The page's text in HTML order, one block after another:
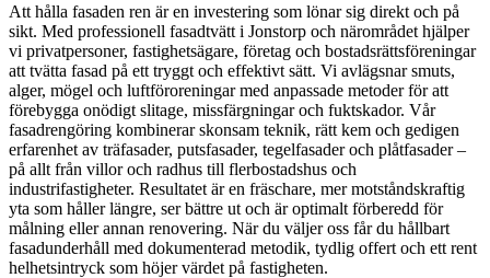
Att hålla fasaden ren är en investering som lönar sig direkt och på
sikt. Med professionell fasadtvätt i Jonstorp och närområdet hjälper
vi privatpersoner, fastighetsägare, företag och bostadsrättsföreningar
att tvätta fasad på ett tryggt och effektivt sätt. Vi avlägsnar smuts,
alger, mögel och luftföroreningar med anpassade metoder för att
förebygga onödigt slitage, missfärgningar och fuktskador. Vår
fasadrengöring kombinerar skonsam teknik, rätt kem och gedigen
erfarenhet av träfasader, putsfasader, tegelfasader och plåtfasader –
på allt från villor och radhus till flerbostadshus och
industrifastigheter. Resultatet är en fräschare, mer motståndskraftig
yta som håller längre, ser bättre ut och är optimalt förberedd för
målning eller annan renovering. När du väljer oss får du hållbart
fasadunderhåll med dokumenterad metodik, tydlig offert och ett rent
helhetsintryck som höjer värdet på fastigheten.